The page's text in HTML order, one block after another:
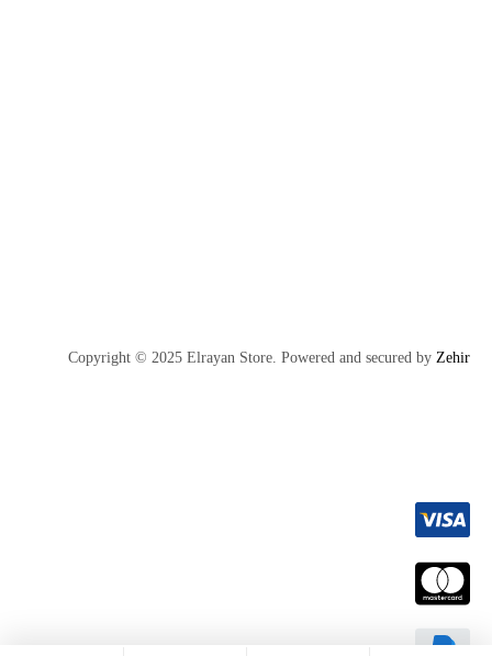
Copyright © 2025 Elrayan Store. Powered and secured by Zehir